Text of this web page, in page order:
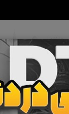
خبرهای سایت